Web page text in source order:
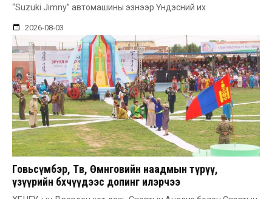
“Suzuki Jimny” автомашины эзнээр Үндэсний их
2026-08-03
Говьсүмбэр, Төв, Өмнөговийн наадмын түрүү,
үзүүрийн бөхчүүдээс допинг илэрчээ